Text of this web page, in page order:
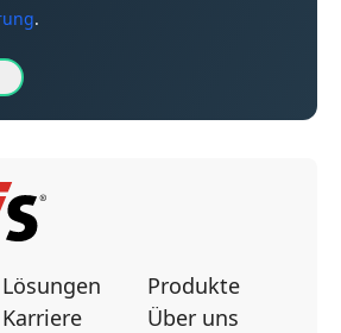
.
Lösungen
Produkte
Karriere
Über uns